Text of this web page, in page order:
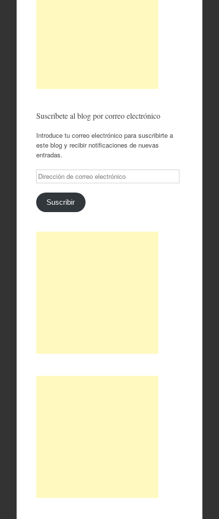
Suscríbete al blog por correo electrónico
Introduce tu correo electrónico para suscribirte a
este blog y recibir notificaciones de nuevas
entradas.
Dirección
de
correo
electrónico
Suscribir